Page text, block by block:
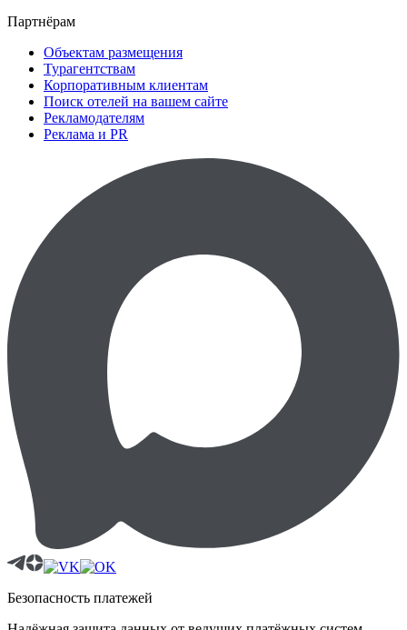
Партнёрам
Объектам размещения
Турагентствам
Корпоративным клиентам
Поиск отелей на вашем сайте
Рекламодателям
Реклама и PR
Безопасность платежей